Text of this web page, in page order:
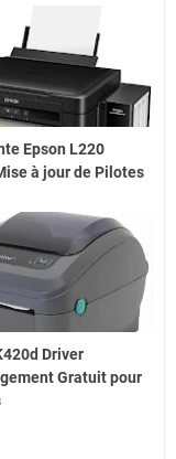
Epson L220
à jour de Pilotes
Driver
Gratuit pour